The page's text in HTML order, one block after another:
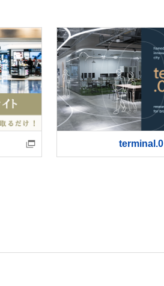
terminal.0